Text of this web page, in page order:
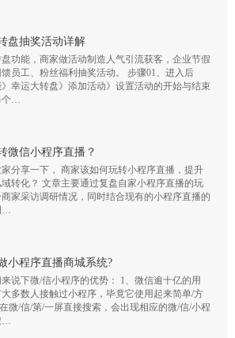
盘抽奖活动详解
功能，商家做活动制造人气引流获客，企业节假
馈员工、粉丝福利抽奖活动。 步骤01、进入后
幸运大转盘》添加活动》设置活动的开始与结束
个…
微信小程序直播？
分享一下， 商家该如何玩转小程序直播，提升
转化？ 文章主要通过复盘自家小程序直播的玩
家采访调研情况，同时结合现有的小程序直播的
…
小程序直播商城系统?
说下微/信小程序的优势： 1、微信逾十亿的用
大多数人接触过小程序，毕竟它使用起来简单/方
微/信/第/一屏直接搜索，会出现相应的微/信/小程
…